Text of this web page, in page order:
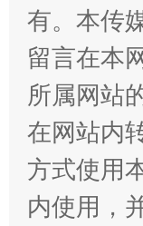
“刷贴
有。本传
留言在本
所属网站
在网站内
方式使用
内使用，